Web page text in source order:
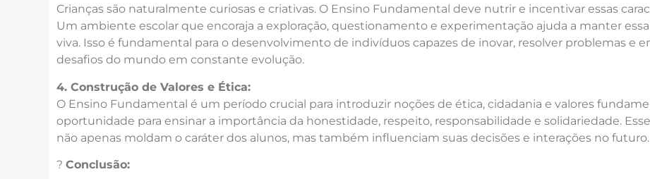
Crianças são naturalmente curiosas e criativas. O Ensino Fundamental deve nutrir e incentivar essas
Um ambiente escolar que encoraja a exploração, questionamento e experimentação ajuda a manter
viva. Isso é fundamental para o desenvolvimento de indivíduos capazes de inovar, resolver problemas e
desafios do mundo em constante evolução.
4. Construção de Valores e Ética:
O Ensino Fundamental é um período crucial para introduzir noções de ética, cidadania e valores
oportunidade para ensinar a importância da honestidade, respeito, responsabilidade e solidariedade.
não apenas moldam o caráter dos alunos, mas também influenciam suas decisões e interações no futuro.
? Conclusão: